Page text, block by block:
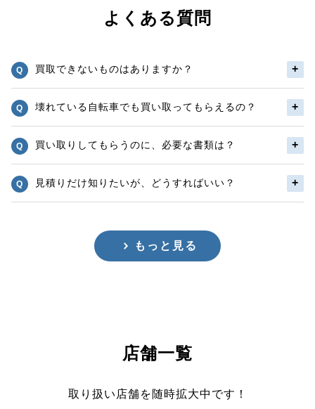
よくある質問
買取できないものはありますか？
壊れている自転車でも買い取ってもらえるの？
買い取りしてもらうのに、必要な書類は？
見積りだけ知りたいが、どうすればいい？
もっと見る
店舗一覧
取り扱い店舗を随時拡大中です！